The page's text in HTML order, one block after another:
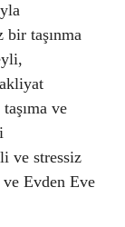
bir taşınma
ve
ve stressiz
ve Evden Eve